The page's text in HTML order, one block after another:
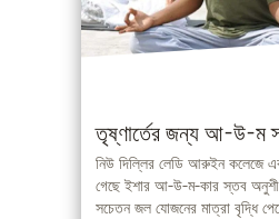
তৃষ্ণার্তের জন্য আ-উ-ম
নিউ দিল্লির লেডি আরুইন কলেজে
গেছে ইশার আ-উ-ম-কার স্তব
সচেতন জল যোজনের মাত্রা বৃদ্ধি